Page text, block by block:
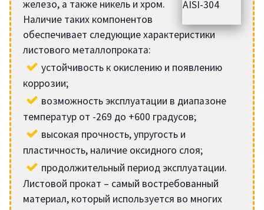
железо, а также никель и хром.
Наличие таких компонентов
обеспечивает следующие характеристики
листового металлопроката:
устойчивость к окислению и появлению
коррозии;
возможность эксплуатации в диапазоне
температур от -269 до +600 градусов;
высокая прочность, упругость и
пластичность, наличие оксидного слоя;
продолжительный период эксплуатации.
Листовой прокат – самый востребованный
материал, который используется во многих